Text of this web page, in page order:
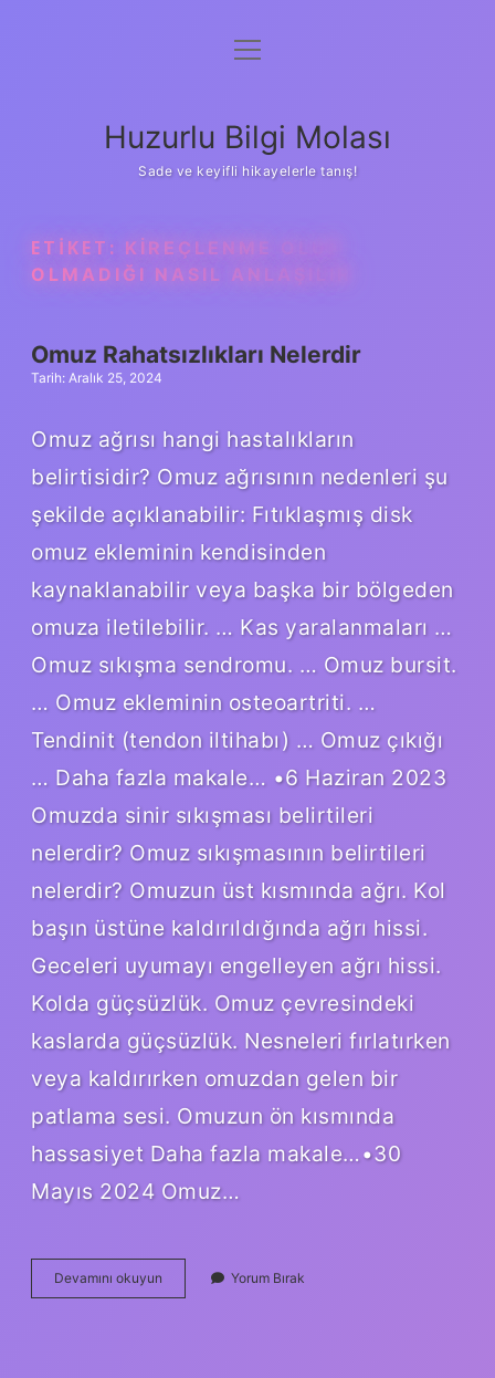
Anasayfa
Yasal Uyarı
menüyü
Huzurlu Bilgi Molası
Sade ve keyifli hikayelerle tanış!
ETIKET: KIREÇLENME OLUP
OLMADIĞI NASIL ANLAŞILIR
Omuz Rahatsızlıkları Nelerdir
Tarih: Aralık 25, 2024
Omuz ağrısı hangi hastalıkların
belirtisidir? Omuz ağrısının nedenleri şu
şekilde açıklanabilir: Fıtıklaşmış disk
omuz ekleminin kendisinden
kaynaklanabilir veya başka bir bölgeden
omuza iletilebilir. … Kas yaralanmaları …
Omuz sıkışma sendromu. … Omuz bursit.
… Omuz ekleminin osteoartriti. …
Tendinit (tendon iltihabı) … Omuz çıkığı
… Daha fazla makale… •6 Haziran 2023
Omuzda sinir sıkışması belirtileri
nelerdir? Omuz sıkışmasının belirtileri
nelerdir? Omuzun üst kısmında ağrı. Kol
başın üstüne kaldırıldığında ağrı hissi.
Geceleri uyumayı engelleyen ağrı hissi.
Kolda güçsüzlük. Omuz çevresindeki
kaslarda güçsüzlük. Nesneleri fırlatırken
veya kaldırırken omuzdan gelen bir
patlama sesi. Omuzun ön kısmında
hassasiyet Daha fazla makale…•30
Mayıs 2024 Omuz…
Devamını okuyun
Rahatsızlıkları
Yorum Bırak